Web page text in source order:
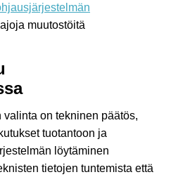
muutostöitä
on tekninen päätös,
tuotantoon ja
löytäminen
tietojen tuntemista että